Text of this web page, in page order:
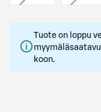
Tuote on loppu
koon.